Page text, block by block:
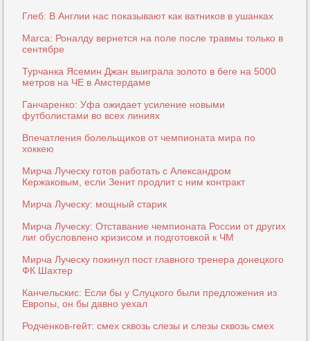
Глеб: В Англии нас показывают как ватников в ушанках
Marca: Роналду вернется на поле после травмы только в
сентябре
Турчанка Ясемин Джан выиграла золото в беге на 5000
метров на ЧЕ в Амстердаме
Ганчаренко: Уфа ожидает усиление новыми
футболистами во всех линиях
Впечатления болельщиков от чемпионата мира по
хоккею
Мирча Луческу готов работать с Александром
Кержаковым, если Зенит продлит с ним контракт
Мирча Луческу: мощный старик
Мирча Луческу: Отставание чемпионата России от других
лиг обусловлено кризисом и подготовкой к ЧМ
Мирча Луческу покинул пост главного тренера донецкого
ФК Шахтер
Канчельскис: Если бы у Слуцкого были предложения из
Европы, он бы давно уехал
Родченков-гейт: смех сквозь слезы и слезы сквозь смех